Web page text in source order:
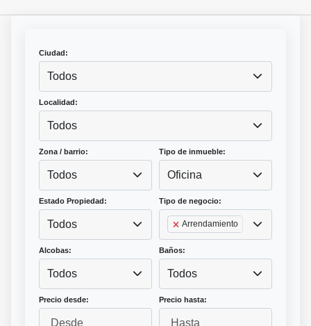
Ciudad:
Todos
Localidad:
Todos
Zona / barrio:
Todos
Tipo de inmueble:
Oficina
Estado Propiedad:
Todos
Tipo de negocio:
Arrendamiento
Alcobas:
Todos
Baños:
Todos
Precio desde: Precio hasta: